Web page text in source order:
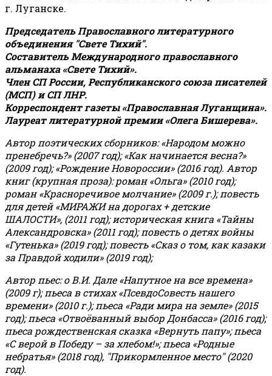
г. Луганске.
Председатель Православного литературного
объединения "Свете Тихий".
Составитель Международного православного
альманаха «Свете Тихий».
Член СП России, Республиканского союза писателей
(МСП) и СП ЛНР.
Корреспондент газеты «Православная Луганщина».
Лауреат литературной премии «Олега Бишерева».
Автор поэтических сборников: «Народом можно
пренебречь?» (2007 год); «Как начинается весна?»
(2009 год); «Рождение Новороссии» (2016 год). Автор
книг (крупная проза): роман «Ольга» (2010 год);
роман «Красноречивое молчание» (2009 г.); повесть
для детей «МИРАЖИ на дорогах + детские
ШАЛОСТИ», (2011 год); историческая книга «Тайны
Александровска» (2011 год); повесть о детях войны
«Гутенька» (2019 год); повесть «Сказ о том, как казаки
за Правдой ходили» (2019 год);
Автор пьес: о В.И. Дале «Напутное на все времена»
(2009 г); пьеса в стихах «ПсевдоСовесть нашего
времени» (2010 г.); пьеса «Ради мира на земле» (2015
год); пьеса «Отвоёванный выбор Донбасса» (2016 год);
пьеса рождественская сказка «Вернуть папу»; пьеса
«С верой в Победу – за хлебом!»;пьеса «Родные
небратья» (2018 год), "Прикормленное место" (2020
год).